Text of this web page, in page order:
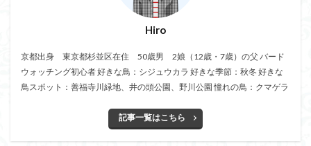
Hiro
京都出身 東京都杉並区在住 50歳男 2娘（12歳・7歳）の父 バード
ウォッチング初心者 好きな鳥：シジュウカラ 好きな季節：秋冬 好きな
鳥スポット：善福寺川緑地、井の頭公園、野川公園 憧れの鳥：クマゲラ
記事一覧はこちら